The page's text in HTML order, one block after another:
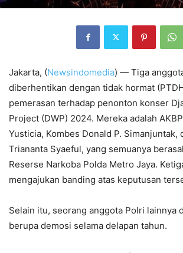
Jakarta, (Newsindomedia) — Tiga
diberhentikan dengan tidak hormat
pemerasan terhadap penonton konser
Project (DWP) 2024. Mereka adalah
Yusticia, Kombes Donald P. Simanjuntak,
Triananta Syaeful, yang semuanya
Reserse Narkoba Polda Metro Jaya.
mengajukan banding atas keputusan
Selain itu, seorang anggota Polri lainnya
berupa demosi selama delapan tahun.